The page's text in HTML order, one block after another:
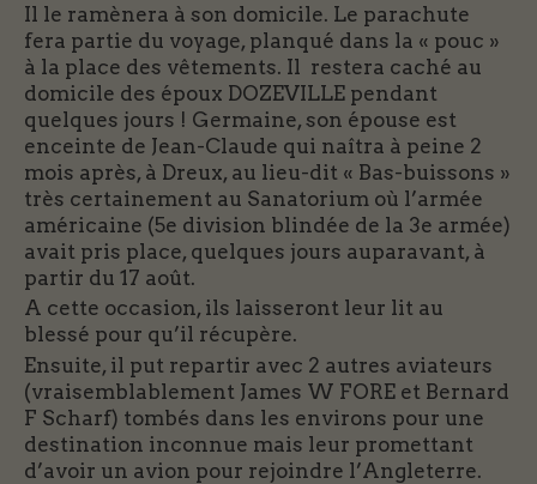
Il le ramènera à son domicile. Le parachute
fera partie du voyage, planqué dans la « pouc »
à la place des vêtements. Il restera caché au
domicile des époux DOZEVILLE pendant
quelques jours ! Germaine, son épouse est
enceinte de Jean-Claude qui naîtra à peine 2
mois après, à Dreux, au lieu-dit « Bas-buissons »
très certainement au Sanatorium où l’armée
américaine (5e division blindée de la 3e armée)
avait pris place, quelques jours auparavant, à
partir du 17 août.
A cette occasion, ils laisseront leur lit au
blessé pour qu’il récupère.
Ensuite, il put repartir avec 2 autres aviateurs
(vraisemblablement James W FORE et Bernard
F Scharf) tombés dans les environs pour une
destination inconnue mais leur promettant
d’avoir un avion pour rejoindre l’Angleterre.